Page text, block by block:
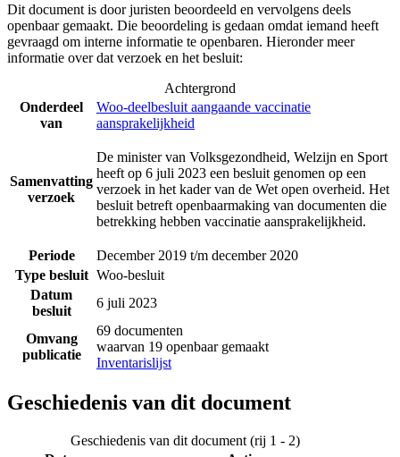
Dit document is door juristen beoordeeld en vervolgens deels
openbaar gemaakt. Die beoordeling is gedaan omdat iemand heeft
gevraagd om interne informatie te openbaren. Hieronder meer
informatie over dat verzoek en het besluit:
Achtergrond
Onderdeel
van
Woo-deelbesluit aangaande vaccinatie
aansprakelijkheid
Samenvatting
verzoek
De minister van Volksgezondheid, Welzijn en Sport
heeft op 6 juli 2023 een besluit genomen op een
verzoek in het kader van de Wet open overheid. Het
besluit betreft openbaarmaking van documenten die
betrekking hebben vaccinatie aansprakelijkheid.
Periode
December 2019 t/m december 2020
Type besluit Woo-besluit
Datum
besluit
6 juli 2023
Omvang
publicatie
69 documenten
waarvan 19 openbaar gemaakt
Inventarislijst
Geschiedenis van dit document
Geschiedenis van dit document (rij 1 - 2)